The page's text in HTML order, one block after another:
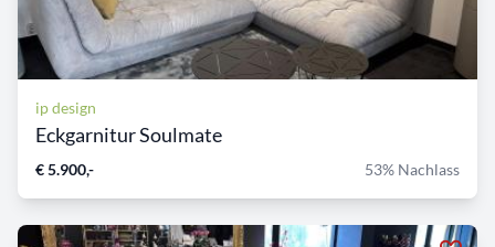
ip design
Eckgarnitur Soulmate
€ 5.900,- 53% Nachlass